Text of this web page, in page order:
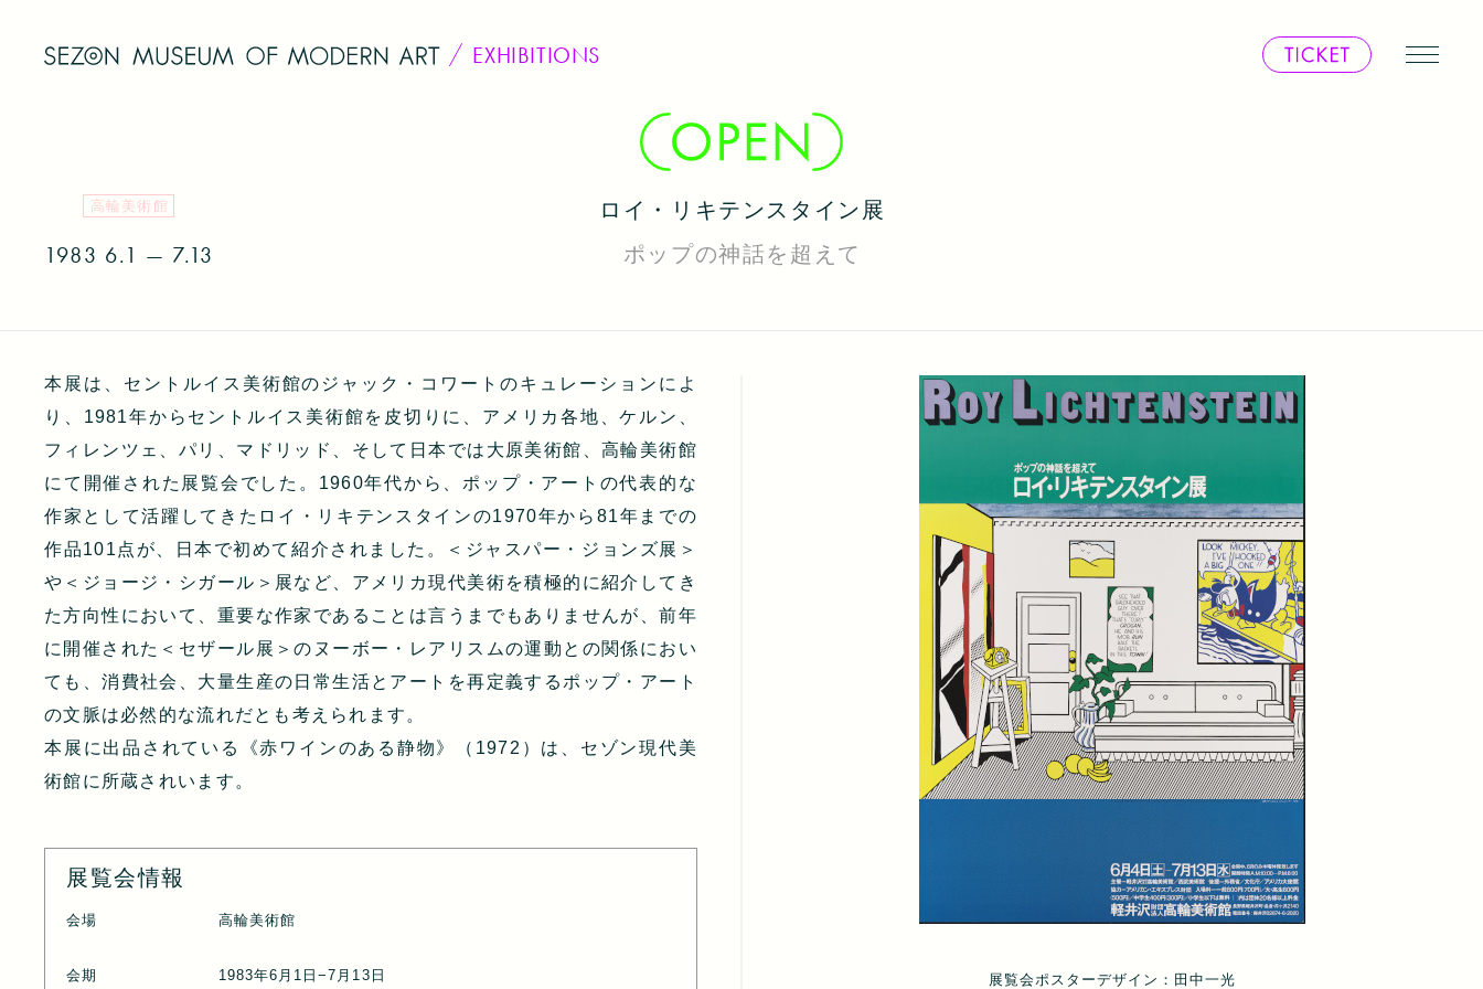
EXHIBITIONS
高輪美術館
1983 6.1 — 7.13
ロイ・リキテンスタイン展
ポップの神話を超えて
展覧会ポスターデザイン：田中一光
本展は、セントルイス美術館のジャック・コワートのキュレーションによ
り、1981年からセントルイス美術館を皮切りに、アメリカ各地、ケルン、
フィレンツェ、パリ、マドリッド、そして日本では大原美術館、高輪美術館
にて開催された展覧会でした。1960年代から、ポップ・アートの代表的な
作家として活躍してきたロイ・リキテンスタインの1970年から81年までの
作品101点が、日本で初めて紹介されました。＜ジャスパー・ジョンズ展＞
や＜ジョージ・シガール＞展など、アメリカ現代美術を積極的に紹介してき
た方向性において、重要な作家であることは言うまでもありませんが、前年
に開催された＜セザール展＞のヌーボー・レアリスムの運動との関係におい
ても、消費社会、大量生産の日常生活とアートを再定義するポップ・アート
の文脈は必然的な流れだとも考えられます。
本展に出品されている《赤ワインのある静物》（1972）は、セゾン現代美
術館に所蔵されいます。
展覧会情報
会場 高輪美術館
会期 1983年6月1日−7月13日